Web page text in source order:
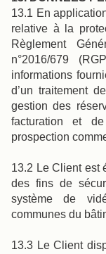
13.1 En
relative à la
Règlement
n°2016/679
informations
d’un traitement
gestion des
facturation et
prospection
13.2 Le Client est
des fins de
système de
communes du
13.3 Le Client